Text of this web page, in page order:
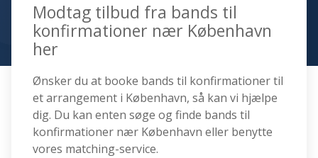
Modtag tilbud fra bands til
konfirmationer nær København
her
Ønsker du at booke bands til konfirmationer til
et arrangement i København, så kan vi hjælpe
dig. Du kan enten søge og finde bands til
konfirmationer nær København eller benytte
vores matching-service.